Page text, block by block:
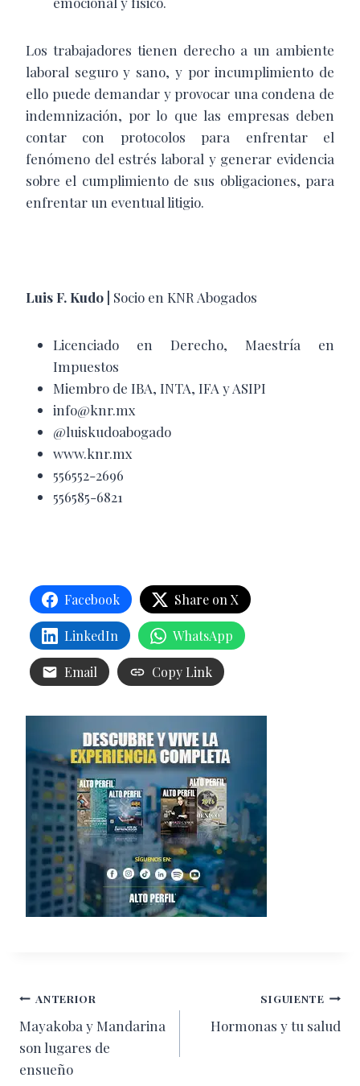
Los trabajadores tienen derecho a un ambiente
laboral seguro y sano, y por incumplimiento de
ello puede demandar y provocar una condena de
indemnización, por lo que las empresas deben
contar con protocolos para enfrentar el
fenómeno del estrés laboral y generar evidencia
sobre el cumplimiento de sus obligaciones, para
enfrentar un eventual litigio.
Luis F. Kudo | Socio en KNR Abogados
Licenciado en Derecho, Maestría en
Impuestos
Miembro de IBA, INTA, IFA y ASIPI
info@knr.mx
@luiskudoabogado
www.knr.mx
556552-2696
556585-6821
Facebook Share on X
LinkedIn WhatsApp
Email Copy Link
Navegación
de
entradas
ANTERIOR
Mayakoba y Mandarina
son lugares de
ensueño
SIGUIENTE
Hormonas y tu salud